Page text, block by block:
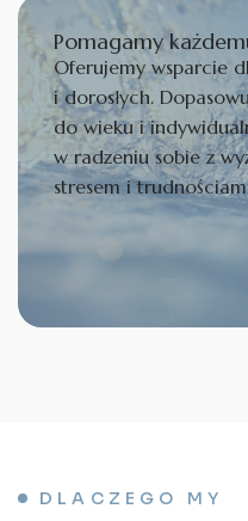
Pomagamy
Oferujemy wsparcie
i dorosłych.
do wieku i
w radzeniu sobie z
stresem i
DLACZEGO MY